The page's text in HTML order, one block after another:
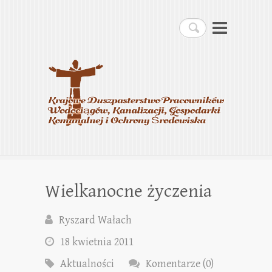
Szukaj
Krajowe Duszpasterstwo
Pracowników
Wodociągów, Kanalizacji,
Gospodarki Komunalnej i
Ochrony Środowiska
Wielkanocne życzenia
Ryszard Wałach
18 kwietnia 2011
Aktualności
Komentarze (0)